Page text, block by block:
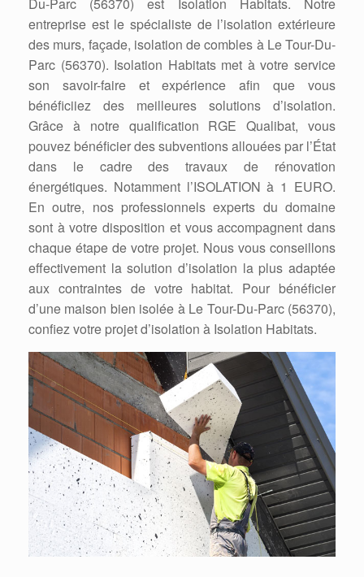
Du-Parc (56370) est Isolation Habitats. Notre
entreprise est le spécialiste de l’isolation extérieure
des murs, façade, isolation de combles à Le Tour-Du-
Parc (56370). Isolation Habitats met à votre service
son savoir-faire et expérience afin que vous
bénéficiiez des meilleures solutions d’isolation.
Grâce à notre qualification RGE Qualibat, vous
pouvez bénéficier des subventions allouées par l’État
dans le cadre des travaux de rénovation
énergétiques. Notamment l’ISOLATION à 1 EURO.
En outre, nos professionnels experts du domaine
sont à votre disposition et vous accompagnent dans
chaque étape de votre projet. Nous vous conseillons
effectivement la solution d’isolation la plus adaptée
aux contraintes de votre habitat. Pour bénéficier
d’une maison bien isolée à Le Tour-Du-Parc (56370),
confiez votre projet d’isolation à Isolation Habitats.